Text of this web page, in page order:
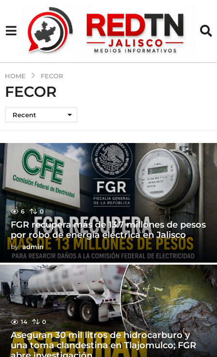
HOME FECOR
FECOR
Recent
6 0
FGR recupera más de 13.7 millones de pesos
por robo de energía eléctrica en Jalisco
by admin
14 0
Aseguran 30 mil litros de hidrocarburo y
una toma clandestina en Tlajomulco; FGR